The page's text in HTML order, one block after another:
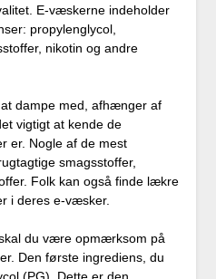
E-væskerne indeholder
propylenglycol,
nikotin og andre
dampe med, afhænger af
vigtigt at kende de
er. Nogle af de mest
smagsstoffer,
Folk kan også finde lækre
i deres e-væsker.
du være opmærksom på
Den første ingrediens, du